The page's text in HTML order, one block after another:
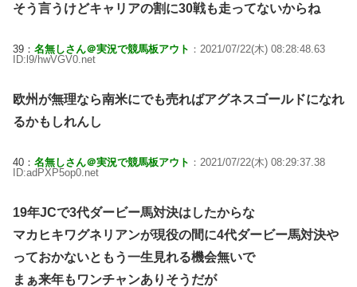
そう言うけどキャリアの割に30戦も走ってないからね
39： 名無しさん＠実況で競馬板アウト ：2021/07/22(木) 08:28:48.63
ID:l9/hwVGV0.net
欧州が無理なら南米にでも売ればアグネスゴールドになれ
るかもしれんし
40： 名無しさん＠実況で競馬板アウト ：2021/07/22(木) 08:29:37.38
ID:adPXP5op0.net
19年JCで3代ダービー馬対決はしたからな
マカヒキワグネリアンが現役の間に4代ダービー馬対決や
っておかないともう一生見れる機会無いで
まぁ来年もワンチャンありそうだが